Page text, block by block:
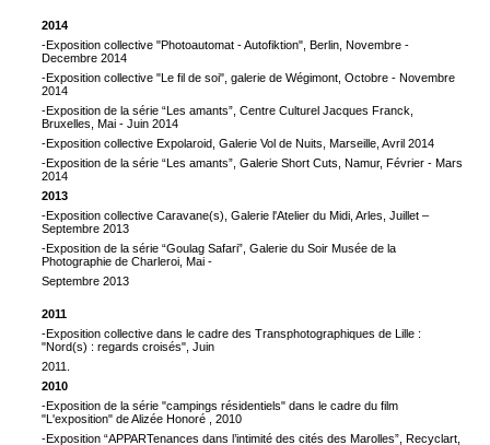
2014
-Exposition collective "Photoautomat - Autofiktion", Berlin, Novembre -
Decembre 2014
-Exposition collective "Le fil de soi", galerie de Wégimont, Octobre - Novembre
2014
-Exposition de la série “Les amants”, Centre Culturel Jacques Franck,
Bruxelles, Mai - Juin 2014
-Exposition collective Expolaroid, Galerie Vol de Nuits, Marseille, Avril 2014
-Exposition de la série “Les amants”, Galerie Short Cuts, Namur, Février - Mars
2014
2013
-Exposition collective Caravane(s), Galerie l'Atelier du Midi, Arles, Juillet –
Septembre 2013
-Exposition de la série “Goulag Safari”, Galerie du Soir Musée de la
Photographie de Charleroi, Mai -
Septembre 2013
2011
-Exposition collective dans le cadre des Transphotographiques de Lille :
"Nord(s) : regards croisés", Juin
2011.
2010
-Exposition de la série "campings résidentiels" dans le cadre du film
"L'exposition" de Alizée Honoré , 2010
-Exposition “APPARTenances dans l’intimité des cités des Marolles”, Recyclart,